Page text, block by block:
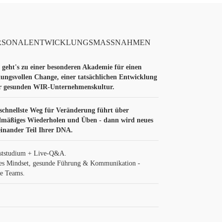
zu einer besonderenAkademie für einen
Change, einer tatsächlichen Entwicklung
gesunden WIR-Unternehmenskultur.
Weg für Veränderung führt über
Wiederholen und Üben - dann wird neues
Teil Ihrer DNA.
+ Live-Q&A.
Mindset, gesunde Führung & Kommunikation -
Teams.